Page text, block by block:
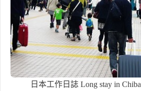
日本工作日誌 Long stay in Chiba